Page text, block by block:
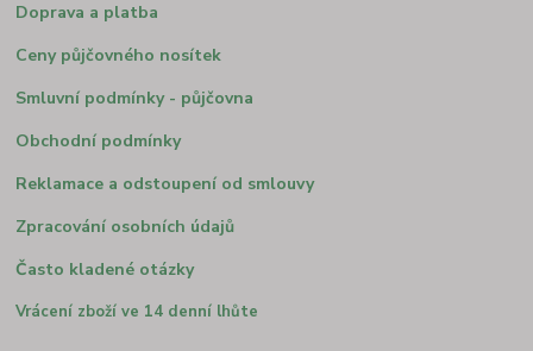
Doprava a platba
Ceny půjčovného nosítek
Smluvní podmínky - půjčovna
Obchodní podmínky
Reklamace a odstoupení od smlouvy
Zpracování osobních údajů
Často kladené otázky
Vrácení zboží ve 14 denní lhůte